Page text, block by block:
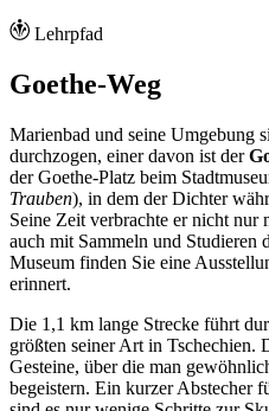
Lehrpfad
Goethe-Weg
Marienbad und seine Umgebung
durchzogen, einer davon ist der
der Goethe-Platz beim
Trauben), in dem der Dichter
Seine Zeit verbrachte er nicht nur
auch mit Sammeln und Studieren
Museum finden Sie eine
erinnert.
Die 1,1 km lange Strecke führt
größten seiner Art in
Gesteine, über die man
begeistern. Ein kurzer Abstecher